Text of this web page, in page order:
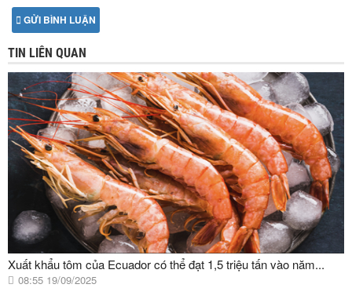
GỬI BÌNH LUẬN
TIN LIÊN QUAN
Xuất khẩu tôm của Ecuador có thể đạt 1,5 triệu tấn vào năm...
08:55 19/09/2025